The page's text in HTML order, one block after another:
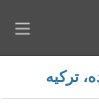
ترکیه